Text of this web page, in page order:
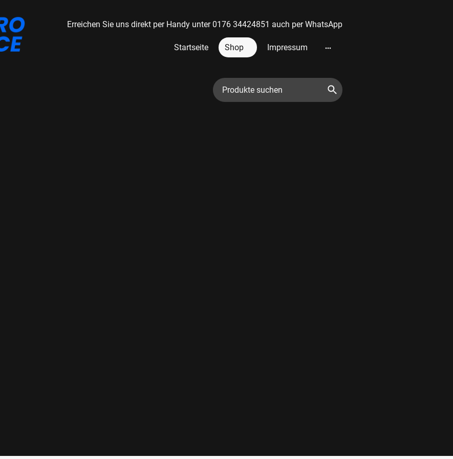
Erreichen Sie uns direkt per Handy unter 0176 34424851 auch per WhatsApp
Startseite Shop Impressum